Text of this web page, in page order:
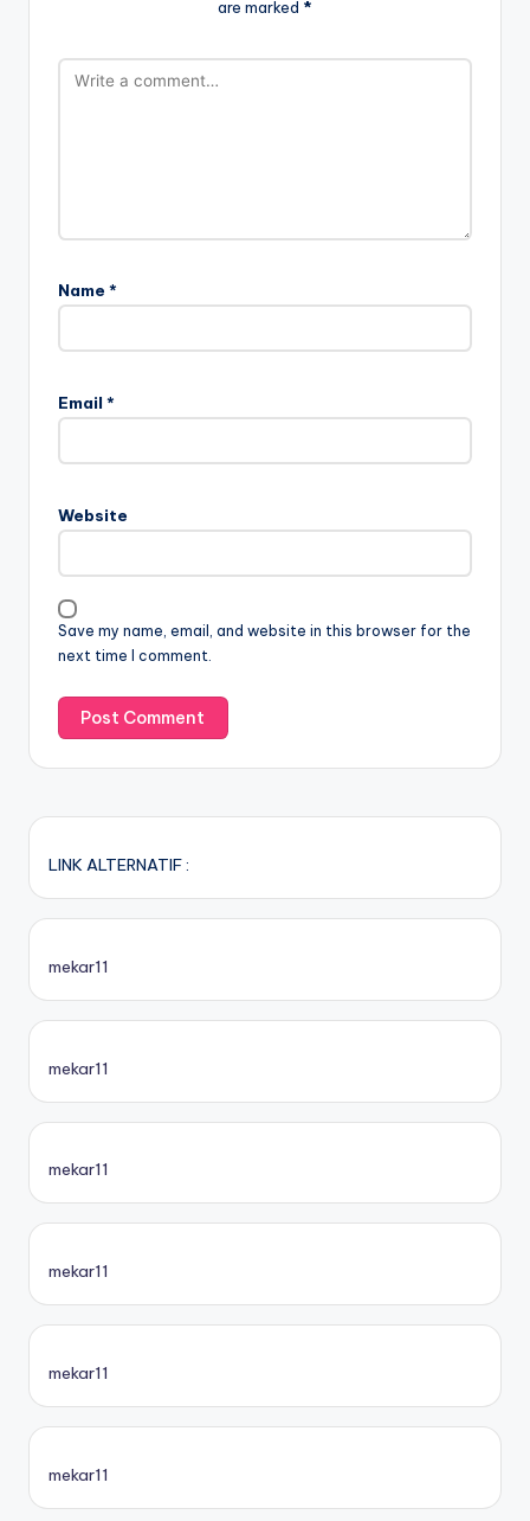
are marked *
Name *
Email *
Website
Save my name, email, and website in this browser for the
next time I comment.
LINK ALTERNATIF :
mekar11
mekar11
mekar11
mekar11
mekar11
mekar11